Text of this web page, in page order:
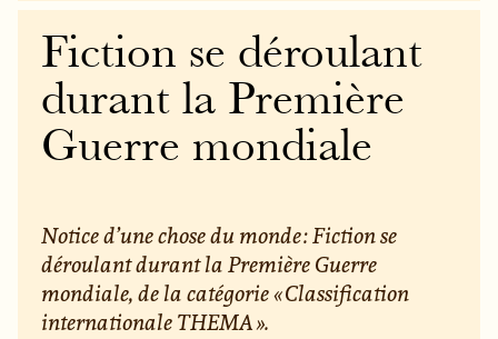
Fiction se déroulant
durant la Première
Guerre mondiale
Notice d’une chose du monde : Fiction se
déroulant durant la Première Guerre
mondiale, de la catégorie « Classification
internationale THEMA ».